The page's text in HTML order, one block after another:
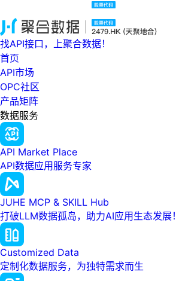
找API接口，上聚合数据！
首页
API市场
OPC社区
产品矩阵
数据服务
API Market Place
API数据应用服务专家
JUHE MCP & SKILL Hub
打破LLM数据孤岛，助力AI应用生态发展！
Customized Data
定制化数据服务，为独特需求而生